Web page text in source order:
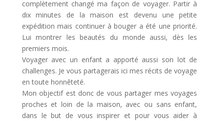
complètement changé ma façon de voyager. Partir à
dix minutes de la maison est devenu une petite
expédition mais continuer à bouger a été une priorité.
Lui montrer les beautés du monde aussi, dès les
premiers mois.
Voyager avec un enfant a apporté aussi son lot de
challenges. Je vous partagerais ici mes récits de voyage
en toute honnêteté.
Mon objectif est donc de vous partager mes voyages
proches et loin de la maison, avec ou sans enfant,
dans le but de vous inspirer et pour vous aider à